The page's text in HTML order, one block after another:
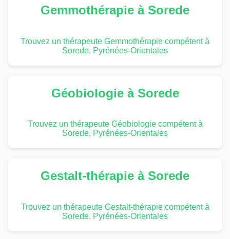
Gemmothérapie à Sorede
Trouvez un thérapeute Gemmothérapie compétent à
Sorede, Pyrénées-Orientales
Géobiologie à Sorede
Trouvez un thérapeute Géobiologie compétent à
Sorede, Pyrénées-Orientales
Gestalt-thérapie à Sorede
Trouvez un thérapeute Gestalt-thérapie compétent à
Sorede, Pyrénées-Orientales